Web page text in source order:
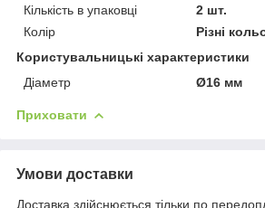
Кількість в упаковці
2 шт.
Колір
Різні
Користувальницькі характеристики
Діаметр
Ø16 мм
Приховати
Умови доставки
Доставка здійснюється тільки по